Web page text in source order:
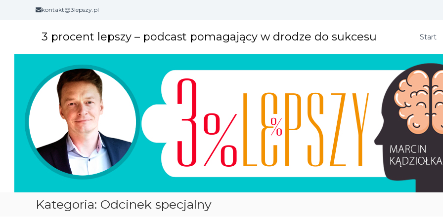
kontakt@3lepszy.pl
3 procent lepszy – podcast pomagający w drodze do sukcesu Start
Kategoria: Odcinek specjalny